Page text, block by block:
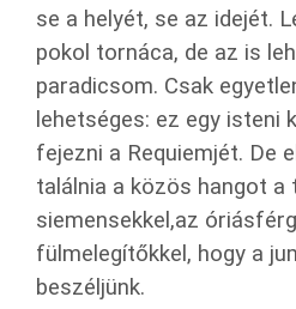
se a helyét, se az idejét.
pokol tornáca, de az is
paradicsom. Csak
lehetséges: ez egy isteni
fejezni a Requiemjét. De
találnia a közös hangot a
siemensekkel,az
fülmelegítőkkel, hogy a
beszéljünk.